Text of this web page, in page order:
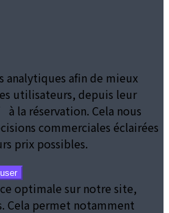
analytiques afin de mieux
utilisateurs, depuis leur
la réservation. Cela nous
commerciales éclairées
prix possibles.
optimale sur notre site,
Cela permet notamment